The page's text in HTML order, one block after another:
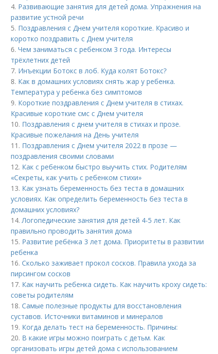
4. Развивающие занятия для детей дома. Упражнения на
развитие устной речи
5. Поздравления с Днем учителя короткие. Красиво и
коротко поздравить с Днем учителя
6.Чем заниматься с ребенком 3 года. Интересы
трёхлетних детей
7. Инъекции Ботокс в лоб. Куда колят Ботокс?
8. Как в домашних условиях снять жар у ребенка.
Температура у ребенка без симптомов
9. Короткие поздравления с Днем учителя в стихах.
Красивые короткие смс с Днем учителя
10. Поздравления с днем учителя в стихах и прозе.
Красивые пожелания на День учителя
11. Поздравления с Днем учителя 2022 в прозе —
поздравления своими словами
12. Как с ребенком быстро выучить стих. Родителям
«Секреты, как учить с ребенком стихи»
13. Как узнать беременность без теста в домашних
условиях. Как определить беременность без теста в
домашних условиях?
14.Логопедические занятия для детей 4-5 лет. Как
правильно проводить занятия дома
15. Развитие ребёнка 3 лет дома. Приоритеты в развитии
ребенка
16.Сколько заживает прокол сосков. Правила ухода за
пирсингом сосков
17. Как научить ребенка сидеть. Как научить кроху сидеть:
советы родителям
18.Самые полезные продукты для восстановления
суставов. Источники витаминов и минералов
19. Когда делать тест на беременность. Причины:
20. В какие игры можно поиграть с детьм. Как
организовать игры детей дома с использованием